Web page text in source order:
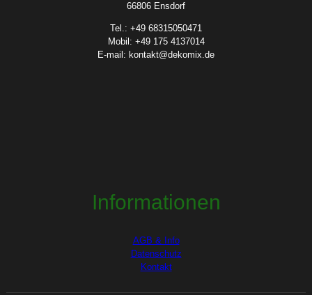
66806 Ensdorf
Tel.: +49 68315050471
Mobil: +49 175 4137014
E-mail: kontakt@dekomix.de
Informationen
AGB & Info
Datenschutz
Kontakt